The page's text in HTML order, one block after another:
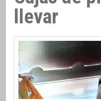
llevar